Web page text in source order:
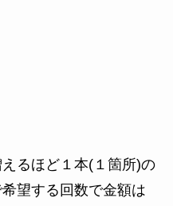
るほど１本(１箇所)の
望する回数で金額は